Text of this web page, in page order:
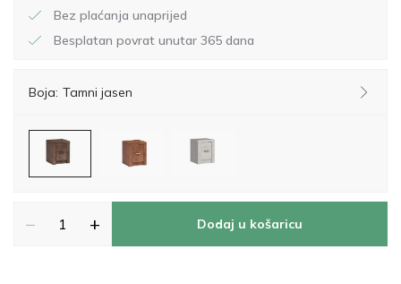
Bez plaćanja unaprijed
Besplatan povrat unutar 365 dana
Boja: Tamni jasen
− + Dodaj u košaricu